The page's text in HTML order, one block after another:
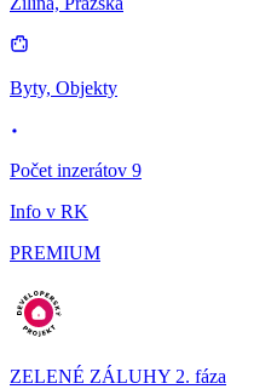
Byty, Objekty
Počet inzerátov 9
Info v RK
PREMIUM
ZELENÉ ZÁLUHY 2. fáza